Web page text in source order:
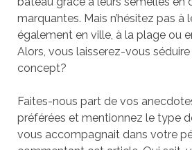
marquantes. Mais n’hésitez pas à
également en ville, à la plage ou
Alors, vous laisserez-vous
concept?
Faites-nous part de vos
préférées et mentionnez le type
vous accompagnait dans votre